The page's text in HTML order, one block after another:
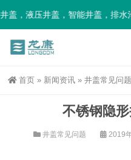
压井盖，智能井盖，排水沟盖
首页 » 新闻资讯 » 井盖常见问题
不锈钢隐
井盖常见问题 2019